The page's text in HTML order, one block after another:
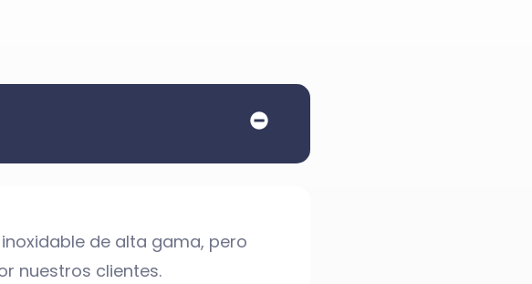
de alta gama, pero
nuestros clientes.